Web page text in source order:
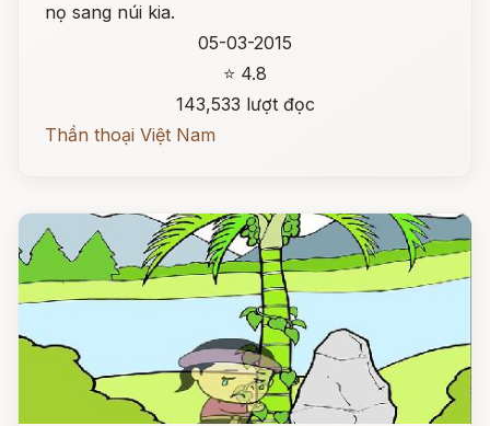
nọ sang núi kia.
05-03-2015
⭐ 4.8
143,533 lượt đọc
Thần thoại Việt Nam